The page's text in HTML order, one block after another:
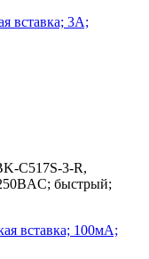
вставка; 3А;
C517S-3-R,
быстрый;
вставка; 100мА;